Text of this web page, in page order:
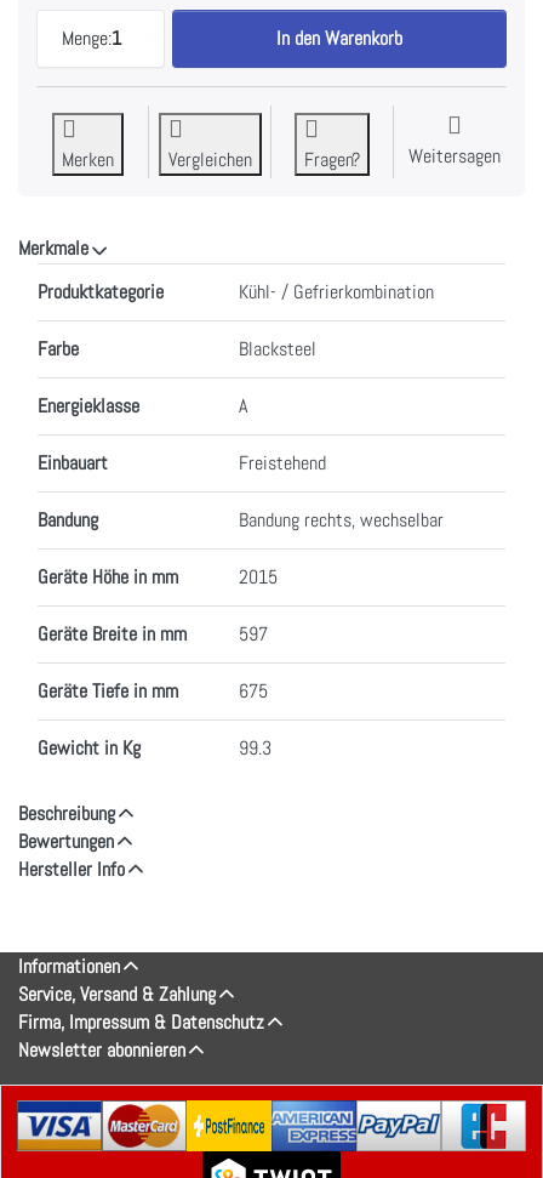
Menge:1
LIEBHERR CBNbsa10 575i-1 Kühl-Gefrier-
In den Warenkorb
Merken Vergleichen Fragen? Weitersagen
Merkmale
Produktkategorie Kühl- / Gefrierkombination
Farbe Blacksteel
Energieklasse A
Einbauart Freistehend
Bandung Bandung rechts, wechselbar
Geräte Höhe in mm 2015
Geräte Breite in mm 597
Geräte Tiefe in mm 675
Gewicht in Kg 99.3
Beschreibung
Bewertungen
Hersteller Info
Informationen
Service, Versand & Zahlung
Firma, Impressum & Datenschutz
Newsletter abonnieren